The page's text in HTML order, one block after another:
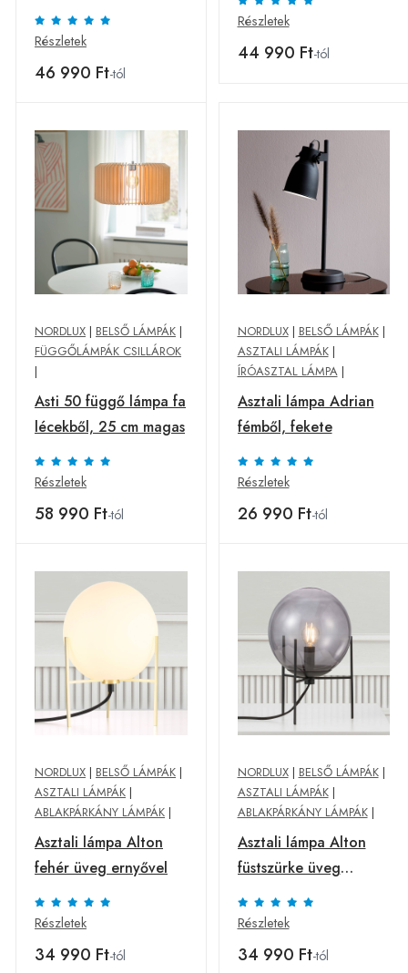
szürke
Részletek
46 990 Ft-tól
Részletek
44 990 Ft-tól
NORDLUX | BELSŐ LÁMPÁK |
FÜGGŐLÁMPÁK CSILLÁROK
|
Asti 50 függő lámpa fa
lécekből, 25 cm magas
Részletek
58 990 Ft-tól
NORDLUX| BELSŐ LÁMPÁK|
ASZTALI LÁMPÁK|
ÍRÓASZTAL LÁMPA|
Asztali lámpa Adrian
fémből, fekete
Részletek
26 990 Ft-tól
NORDLUX | BELSŐ LÁMPÁK |
ASZTALI LÁMPÁK |
ABLAKPÁRKÁNY LÁMPÁK |
Asztali lámpa Alton
fehér üveg ernyővel
Részletek
34 990 Ft-tól
NORDLUX| BELSŐ LÁMPÁK|
ASZTALI LÁMPÁK|
ABLAKPÁRKÁNY LÁMPÁK|
Asztali lámpa Alton
füstszürke üveg
ernyővel
Részletek
34 990 Ft-tól